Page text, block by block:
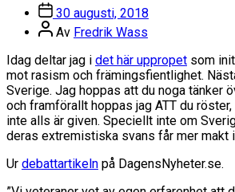
Inläggsdatum
30 augusti, 2018
Inläggsförfattare
Av Fredrik Wass
Idag deltar jag i det här uppropet som
mot rasism och främingsfientlighet.
Sverige. Jag hoppas att du noga tänker
och framförallt hoppas jag ATT du
inte alls är given. Speciellt inte om
deras extremistiska svans får mer makt
Ur debattartikeln på DagensNyheter.se.